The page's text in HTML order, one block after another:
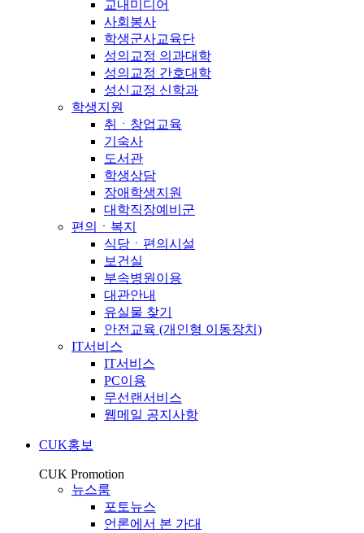
교내미디어
사회봉사
학생군사교육단
성의교정 의과대학
성의교정 간호대학
성신교정 신학과
학생지원
취ㆍ창업교육
기숙사
도서관
학생상담
장애학생지원
대학직장예비군
편의ㆍ복지
식당ㆍ편의시설
보건실
부속병원이용
대관안내
유실물 찾기
안전교육 (개인형 이동장치)
IT서비스
IT서비스
PC이용
무선랜서비스
웹메일 공지사항
CUK홍보
CUK Promotion
뉴스룸
포토뉴스
언론에서 본 가대